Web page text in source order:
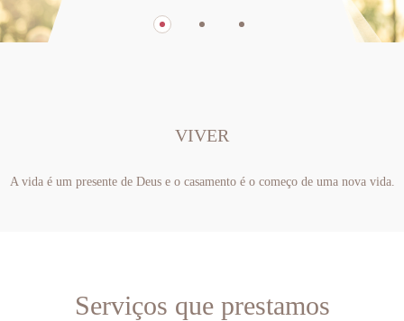
VIVER
A vida é um presente de Deus e o casamento é o começo de uma nova vida.
Serviços que prestamos